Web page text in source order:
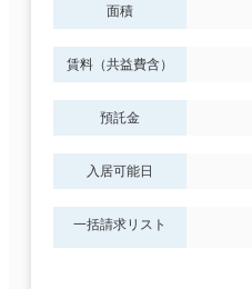
面積
賃料（共益費含）
預託金
入居可能日
一括請求リスト